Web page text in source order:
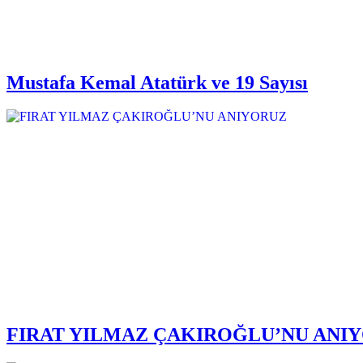
Mustafa Kemal Atatürk ve 19 Sayısı
FIRAT YILMAZ ÇAKIROĞLU’NU